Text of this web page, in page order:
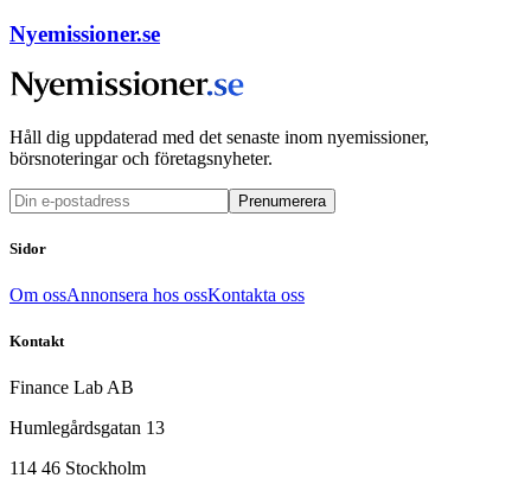
Nyemissioner.se
Håll dig uppdaterad med det senaste inom nyemissioner,
börsnoteringar och företagsnyheter.
Prenumerera
Sidor
Om ossAnnonsera hos ossKontakta oss
Kontakt
Finance Lab AB
Humlegårdsgatan 13
114 46 Stockholm